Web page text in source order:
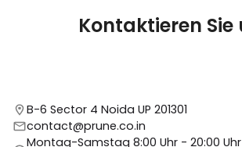
Kontaktieren Sie
B-6 Sector 4 Noida UP 201301
contact@prune.co.in
Montag-Samstag 8:00 Uhr - 20:00